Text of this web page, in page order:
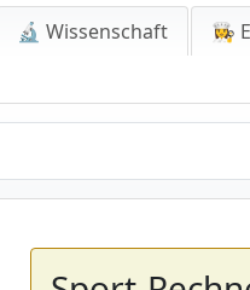
🔬 Wissenschaft 👩‍🍳